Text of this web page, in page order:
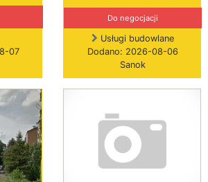
07
Do negocjacji
Usługi budowlane
Dodano: 2026-08-06
Sanok